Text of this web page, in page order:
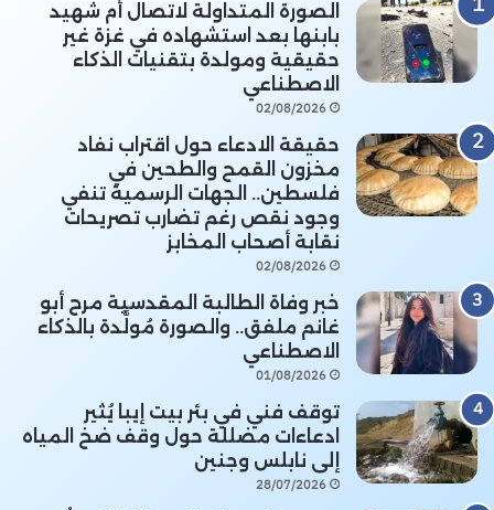
الصورة المتداولة لاتصال أم شهيد
بابنها بعد استشهاده في غزة غير
حقيقية ومولدة بتقنيات الذكاء
الاصطناعي
02/08/2026
حقيقة الادعاء حول اقتراب نفاد
مخزون القمح والطحين في
فلسطين.. الجهات الرسمية تنفي
وجود نقص رغم تضارب تصريحات
نقابة أصحاب المخابز
02/08/2026
خبر وفاة الطالبة المقدسية مرح أبو
غانم ملفق.. والصورة مُولَّدة بالذكاء
الاصطناعي
01/08/2026
توقف فني في بئر بيت إيبا يُثير
ادعاءات مضللة حول وقف ضخ المياه
إلى نابلس وجنين
28/07/2026